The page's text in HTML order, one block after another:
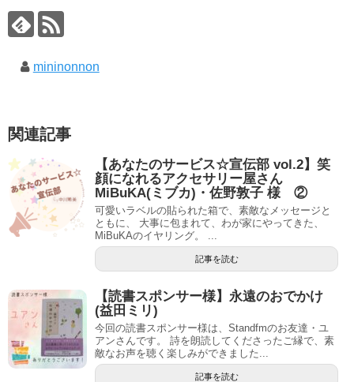
mininonnon
関連記事
【あなたのサービス☆宣伝部 vol.2】笑
顔になれるアクセサリー屋さん
MiBuKA(ミブカ)・佐野敦子 様 ②
可愛いラベルの貼られた箱で、素敵なメッセージと
ともに、 大事に包まれて、わが家にやってきた、
MiBuKAのイヤリング。 ...
記事を読む
【読書スポンサー様】永遠のおでかけ
(益田ミリ)
今回の読書スポンサー様は、Standfmのお友達・ユ
アンさんです。 詩を朗読してくださったご縁で、素
敵なお声を聴く楽しみができました...
記事を読む